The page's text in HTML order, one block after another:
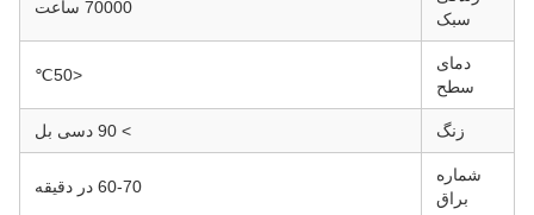
سبک
70000 ساعت
دمای
سطح
<50℃
زنگ > 90 دسی بل
شماره
براق
60-70 در دقیقه